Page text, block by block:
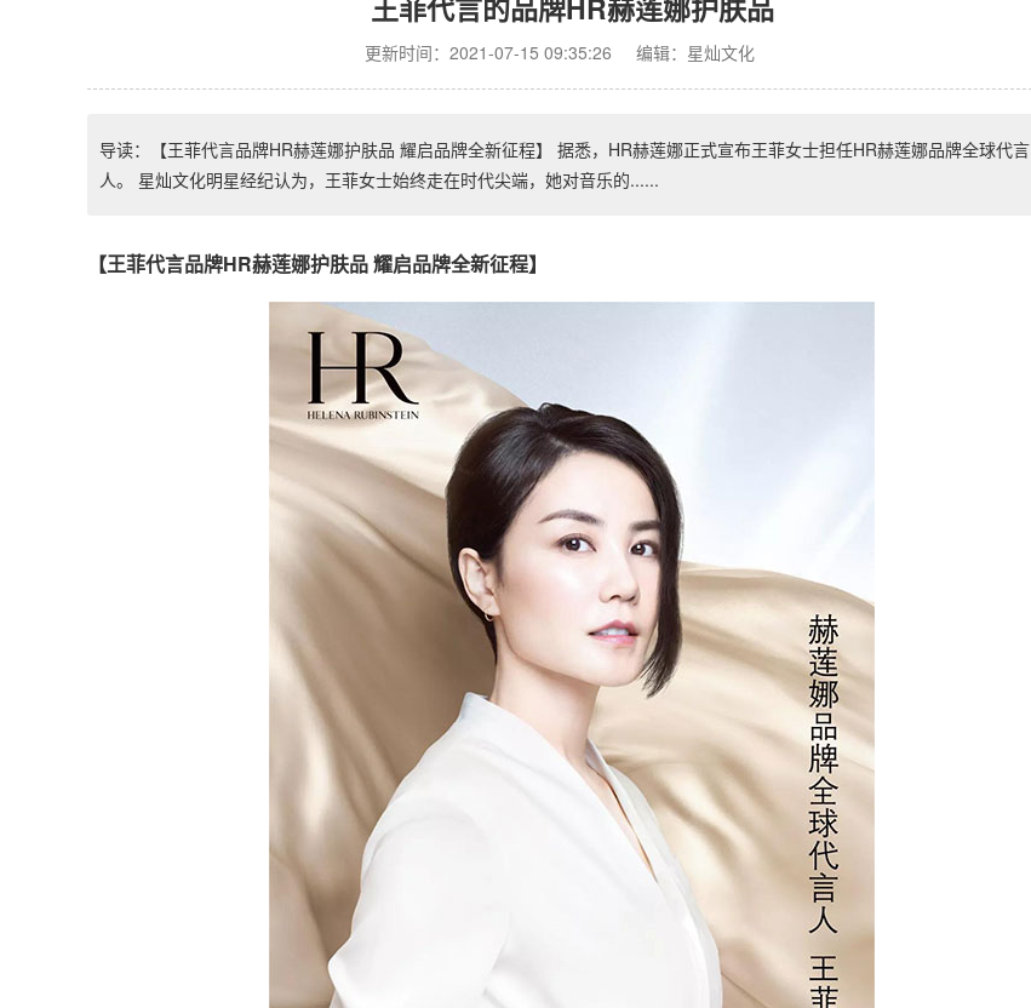
更新时间：2021-07-15 09:35:26 编辑：星灿文化
导读：【王菲代言品牌HR赫莲娜护肤品 耀启品牌全新征程】 据悉，HR赫莲娜正式宣布王菲女士担任HR赫莲娜品牌全球代言
人。 星灿文化明星经纪认为，王菲女士始终走在时代尖端，她对音乐的......
【王菲代言品牌HR赫莲娜护肤品 耀启品牌全新征程】